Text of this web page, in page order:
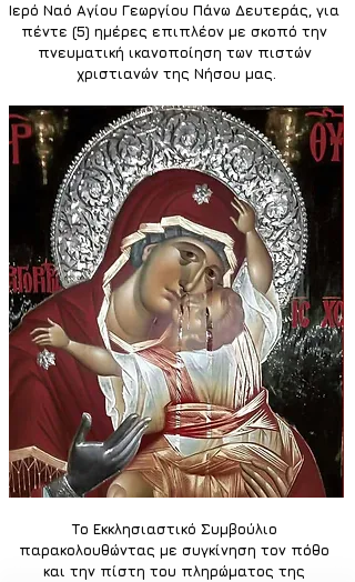
Ιερό Ναό Αγίου Γεωργίου Πάνω Δευτεράς, για
πέντε (5) ημέρες επιπλέον με σκοπό την
πνευματική ικανοποίηση των πιστών
χριστιανών της Νήσου μας.
Το Εκκλησιαστικό Συμβούλιο
παρακολουθώντας με συγκίνηση τον πόθο
και την πίστη του πληρώματος της